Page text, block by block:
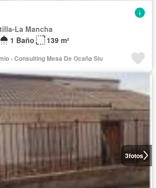
La Mancha
1 Baño 139 m²
- Consulting Mesa De Ocaña Slu
3fotos